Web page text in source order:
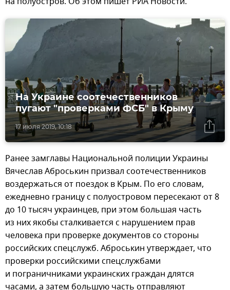
17 июля 2019, 10:18
На Украине соотечественников
пугают "проверками ФСБ" в Крыму
Ранее замглавы Национальной полиции Украины
Вячеслав Аброськин призвал соотечественников
воздержаться от поездок в Крым. По его словам,
ежедневно границу с полуостровом пересекают от 8
до 10 тысяч украинцев, при этом большая часть
из них якобы сталкивается с нарушением прав
человека при проверке документов со стороны
российских спецслужб. Аброськин утверждает, что
проверки российскими спецслужбами
и пограничниками украинских граждан длятся
часами, а затем большую часть отправляют